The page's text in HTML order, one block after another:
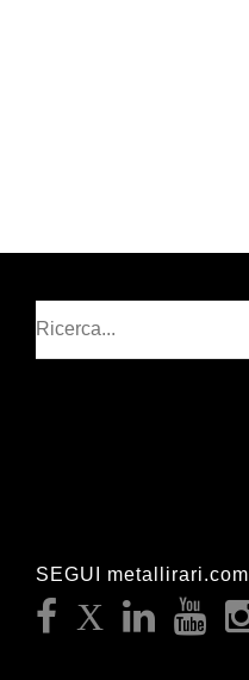
SEGUI metallirari.com